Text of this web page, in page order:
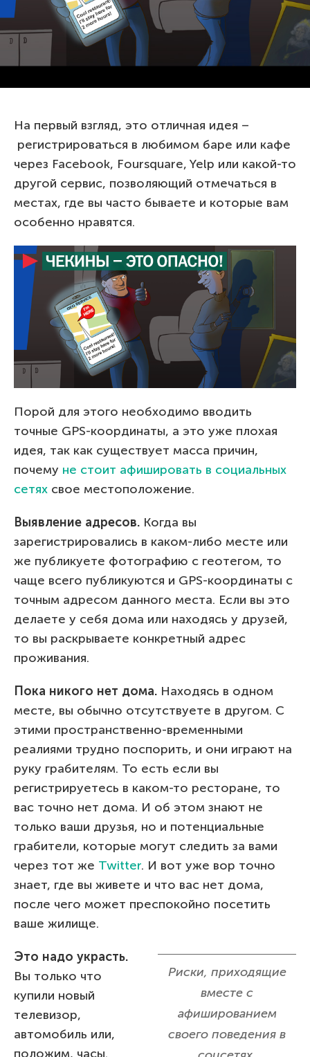
На первый взгляд, это отличная идея –
регистрироваться в любимом баре или кафе
через Facebook, Foursquare, Yelp или какой-то
другой сервис, позволяющий отмечаться в
местах, где вы часто бываете и которые вам
особенно нравятся.
Порой для этого необходимо вводить
точные GPS-координаты, а это уже плохая
идея, так как существует масса причин,
почему не стоит афишировать в социальных
сетях свое местоположение.
Выявление адресов. Когда вы
зарегистрировались в каком-либо месте или
же публикуете фотографию с геотегом, то
чаще всего публикуются и GPS-координаты с
точным адресом данного места. Если вы это
делаете у себя дома или находясь у друзей,
то вы раскрываете конкретный адрес
проживания.
Пока никого нет дома. Находясь в одном
месте, вы обычно отсутствуете в другом. С
этими пространственно-временными
реалиями трудно поспорить, и они играют на
руку грабителям. То есть если вы
регистрируетесь в каком-то ресторане, то
вас точно нет дома. И об этом знают не
только ваши друзья, но и потенциальные
грабители, которые могут следить за вами
через тот же Twitter. И вот уже вор точно
знает, где вы живете и что вас нет дома,
после чего может преспокойно посетить
ваше жилище.
Риски, приходящие
вместе с
афишированием
своего поведения в
Это надо украсть.
Вы только что
купили новый
телевизор,
автомобиль или,
положим, часы.